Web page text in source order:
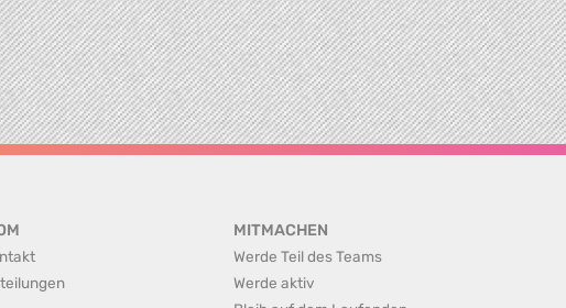
MITMACHEN
Werde Teil des Teams
Werde aktiv